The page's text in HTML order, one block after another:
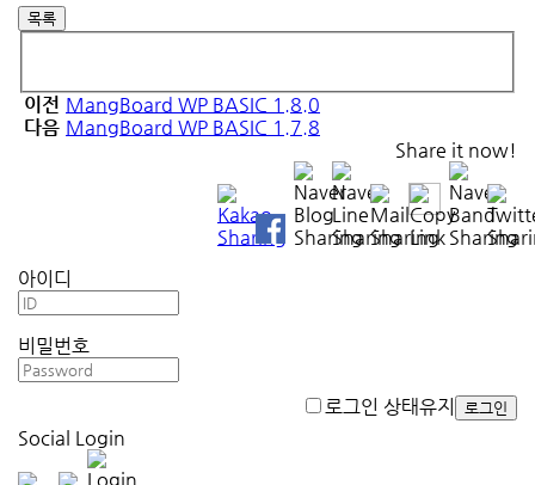
목록
이전 MangBoard WP BASIC 1.8.0
다음 MangBoard WP BASIC 1.7.8
Share it now!
아이디
비밀번호
로그인 상태유지 로그인
Social Login